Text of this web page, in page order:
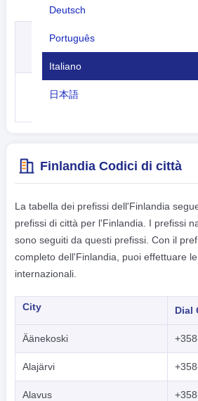
Deutsch
Português
Italiano
日本語
한국어
हिंदी
INTERNAZIONALE
+
Finlandia Codici di città
La tabella dei prefissi dell'Finlandia
prefissi di città per l'Finlandia. I prefissi
sono seguiti da questi prefissi. Con il
completo dell'Finlandia, puoi effettuare
internazionali.
City Dial
Äänekoski
Alajärvi
Alavus